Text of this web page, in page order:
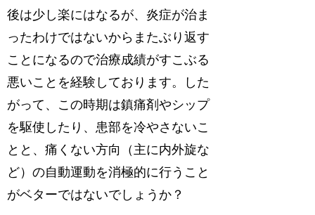
後は少し楽にはなるが、炎症が治ま
ったわけではないからまたぶり返す
ことになるので治療成績がすこぶる
悪いことを経験しております。した
がって、この時期は鎮痛剤やシップ
を駆使したり、患部を冷やさないこ
とと、痛くない方向（主に内外旋な
ど）の自動運動を消極的に行うこと
がベターではないでしょうか？